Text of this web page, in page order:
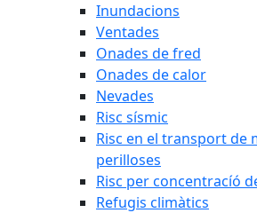
Inundacions
Ventades
Onades de fred
Onades de calor
Nevades
Risc sísmic
Risc en el transport de
perilloses
Risc per concentracíó
Refugis climàtics